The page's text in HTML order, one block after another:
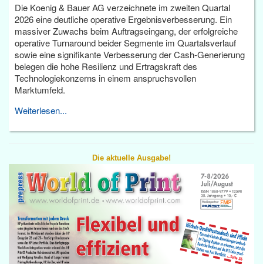
Die Koenig & Bauer AG verzeichnete im zweiten Quartal
2026 eine deutliche operative Ergebnisverbesserung. Ein
massiver Zuwachs beim Auftragseingang, der erfolgreiche
operative Turnaround beider Segmente im Quartalsverlauf
sowie eine signifikante Verbesserung der Cash-Generierung
belegen die hohe Resilienz und Ertragskraft des
Technologiekonzerns in einem anspruchsvollen
Marktumfeld.
Weiterlesen...
Die aktuelle Ausgabe!